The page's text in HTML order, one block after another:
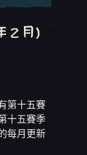
2 月)
第十五賽
十五賽季
每月更新